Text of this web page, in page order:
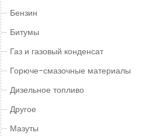
Бензин
Битумы
Газ и газовый конденсат
Горюче-смазочные материалы
Дизельное топливо
Другое
Мазуты